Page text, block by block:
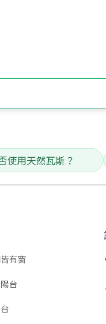
使用天然瓦斯？
有窗
台